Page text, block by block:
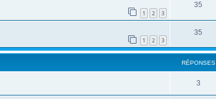
1 2 3
35
1 2 3
35
RÉPONSES
3